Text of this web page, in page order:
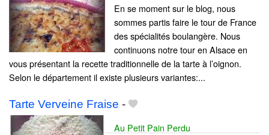
En se moment sur le blog, nous
sommes partis faire le tour de France
des spécialités boulangère. Nous
continuons notre tour en Alsace en
vous présentant la recette traditionnelle de la tarte à l’oignon.
Selon le département il existe plusieurs variantes:...
Tarte Verveine Fraise -
Au Petit Pain Perdu